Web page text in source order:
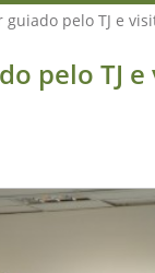
pelo TJ e
epelo TJ